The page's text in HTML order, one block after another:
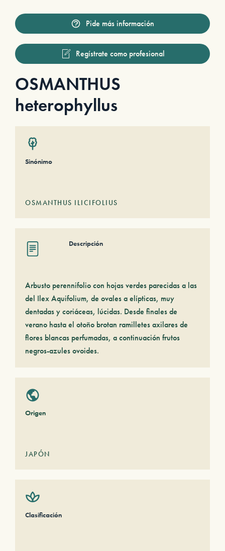
Pide más información
Regístrate como profesional
OSMANTHUS
heterophyllus
Sinónimo
OSMANTHUS ILICIFOLIUS
Descripción
Arbusto perennifolio con hojas verdes parecidas a las
del Ilex Aquifolium, de ovales a elípticas, muy
dentadas y coriáceas, lúcidas. Desde finales de
verano hasta el otoño brotan ramilletes axilares de
flores blancas perfumadas, a continuación frutos
negros-azules ovoides.
Origen
JAPÓN
Clasificación